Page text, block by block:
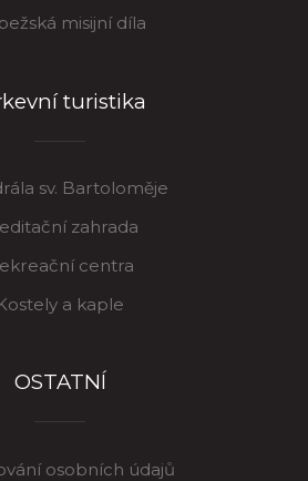
misijní díla
turistika
sv. Bartoloměje
zahrada
centra
a kaple
OSTATNÍ
osobních údajů